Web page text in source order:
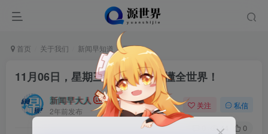
首页 关于我们 新闻早知道 正文
11月06日，星期三, 每天60秒读懂全世界！
新闻早大人
2年前发布
关注 私信
44 0